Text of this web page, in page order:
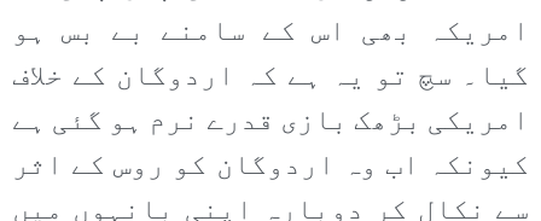
امریکہ بھی اس کے سامنے بے بس ہو
گیا۔ سچ تو یہ ہے کہ اردوگان کے خلاف
امریکی بڑھک بازی قدرے نرم ہو گئی ہے
کیونکہ اب وہ اردوگان کو روس کے اثر